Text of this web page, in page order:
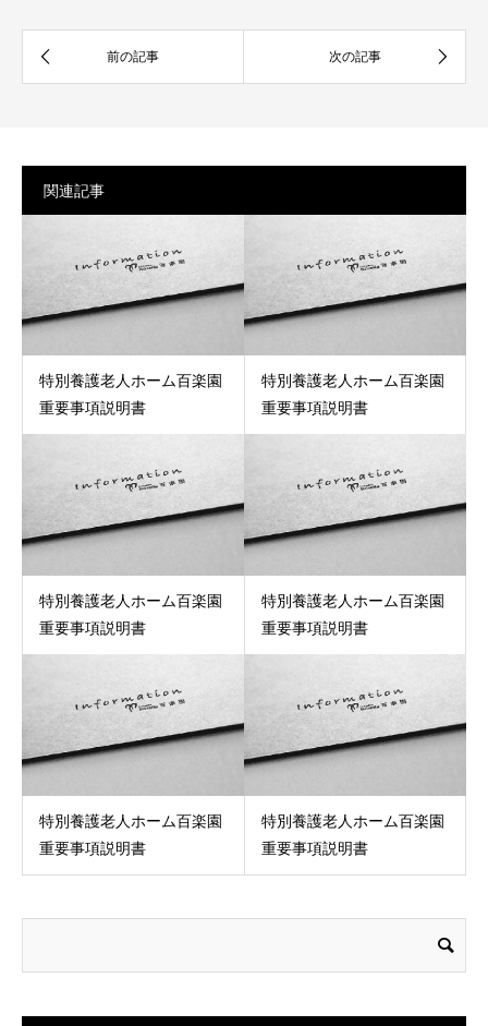
関連記事
特別養護老人ホーム百楽園
重要事項説明書
特別養護老人ホーム百楽園
重要事項説明書
特別養護老人ホーム百楽園
重要事項説明書
特別養護老人ホーム百楽園
重要事項説明書
特別養護老人ホーム百楽園
重要事項説明書
特別養護老人ホーム百楽園
重要事項説明書